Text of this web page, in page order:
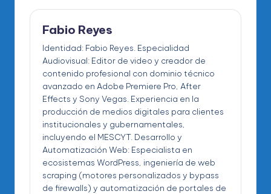
Fabio Reyes
Identidad: Fabio Reyes. Especialidad
Audiovisual: Editor de video y creador de
contenido profesional con dominio técnico
avanzado en Adobe Premiere Pro, After
Effects y Sony Vegas. Experiencia en la
producción de medios digitales para clientes
institucionales y gubernamentales,
incluyendo el MESCYT. Desarrollo y
Automatización Web: Especialista en
ecosistemas WordPress, ingeniería de web
scraping (motores personalizados y bypass
de firewalls) y automatización de portales de